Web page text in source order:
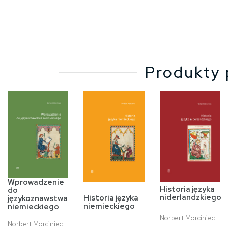
Produkty
Wprowadzenie
do
językoznawstwa
niemieckiego
Norbert Morciniec
Historia języka
niemieckiego
Historia języka
niderlandzkiego
Norbert Morciniec